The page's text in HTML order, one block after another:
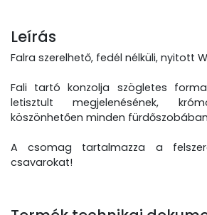
Leírás
Falra szerelhető, fedél nélküli, nyitott
Fali tartó konzolja szögletes
letisztult megjelenésének,
köszönhetően minden
A csomag tartalmazza a
csavarokat!